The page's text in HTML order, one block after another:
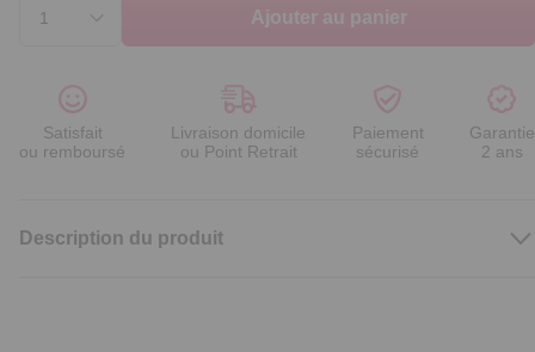
Ajouter au panier
Satisfait
ou remboursé
Livraison domicile
ou Point Retrait
Paiement
sécurisé
Garantie
2 ans
Description du produit